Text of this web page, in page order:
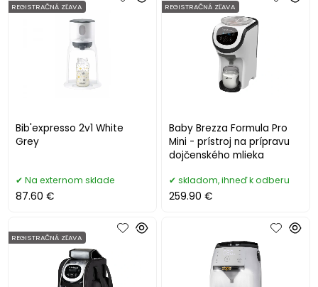
Bib'expresso 2v1 White
Grey
REGISTRAČNÁ ZĽAVA
Na externom sklade
87.60 €
Baby Brezza Formula Pro
Mini - prístroj na prípravu
dojčenského mlieka
REGISTRAČNÁ ZĽAVA
skladom, ihneď k odberu
259.90 €
REGISTRAČNÁ ZĽAVA